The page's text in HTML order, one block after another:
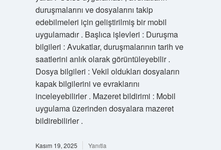
duruşmalarını ve dosyalarını takip
edebilmeleri için geliştirilmiş bir mobil
uygulamadır . Başlıca işlevleri : Duruşma
bilgileri : Avukatlar, duruşmalarının tarih ve
saatlerini anlık olarak görüntüleyebilir .
Dosya bilgileri : Vekil oldukları dosyaların
kapak bilgilerini ve evraklarını
inceleyebilirler . Mazeret bildirimi : Mobil
uygulama üzerinden dosyalara mazeret
bildirebilirler .
Kasım 19, 2025 Yanıtla